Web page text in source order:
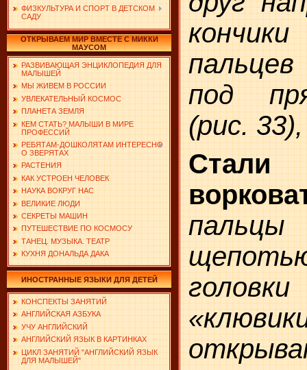
ФИЗКУЛЬТУРА И СПОРТ В ДЕТСКОМ
САДУ
ОТКРЫВАЕМ МИР ВМЕСТЕ С МИККИ
МАУСОМ
РАЗВИВАЮЩАЯ ЭНЦИКЛОПЕДИЯ ДЛЯ
МАЛЫШЕЙ
МЫ ЖИВЕМ В РОССИИ
УВЛЕКАТЕЛЬНЫЙ КОСМОС
ПЛАНЕТА ЗЕМЛЯ
КЕМ СТАТЬ? МАЛЫШИ В МИРЕ
ПРОФЕССИЙ
РЕБЯТАМ-ДОШКОЛЯТАМ ИНТЕРЕСНО
О ЗВЕРЯТАХ
РАСТЕНИЯ
КАК УСТРОЕН ЧЕЛОВЕК
НАУКА ВОКРУГ НАС
ВЕЛИКИЕ ЛЮДИ
СЕКРЕТЫ МАШИН
ПУТЕШЕСТВИЕ ПО КОСМОСУ
ТАНЕЦ. МУЗЫКА. ТЕАТР
КУХНЯ ДОНАЛЬДА ДАКА
ИНОСТРАННЫЕ ЯЗЫКИ ДЛЯ ДЕТЕЙ
КОНСПЕКТЫ ЗАНЯТИЙ
АНГЛИЙСКАЯ АЗБУКА
УЧУ АНГЛИЙСКИЙ
АНГЛИЙСКИЙ ЯЗЫК В КАРТИНКАХ
ЦИКЛ ЗАНЯТИЙ "АНГЛИЙСКИЙ ЯЗЫК
ДЛЯ МАЛЫШЕЙ"
под
(рис. 33),